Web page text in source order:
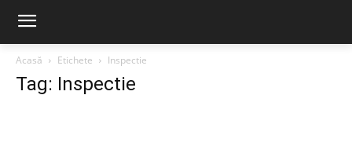
Acasă Etichete Inspectie
Tag: Inspectie